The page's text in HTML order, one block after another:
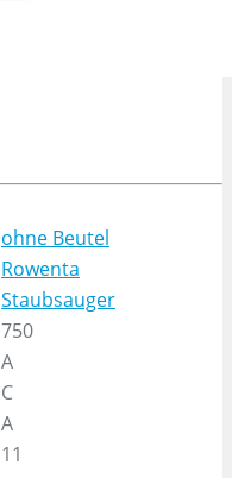
ohne Beutel
Rowenta
Staubsauger
750
A
C
A
11